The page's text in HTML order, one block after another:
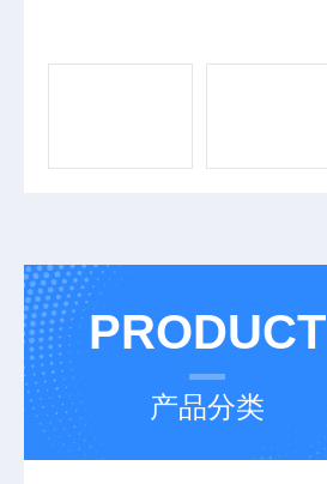
PRODUCT
产品分类